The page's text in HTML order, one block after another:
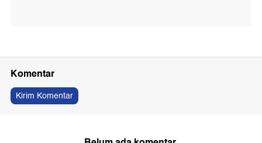
Komentar
Kirim Komentar